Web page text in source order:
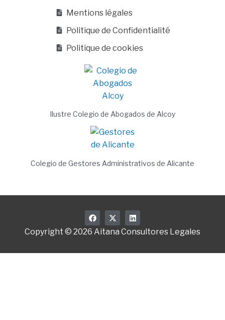
Mentions légales
Politique de Confidentialité
Politique de cookies
Ilustre Colegio de Abogados de Alcoy
Colegio de Gestores Administrativos de Alicante
F
a
c
e
o
X
-
t
w
t
L
i
n
k
d
Copyright © 2026 Aitana Consultores Legales